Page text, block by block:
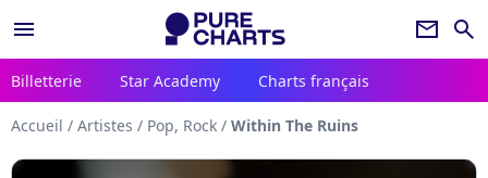
menu newsletter search
Billetterie Star Academy Charts français
Accueil / Artistes / Pop, Rock / Within The Ruins